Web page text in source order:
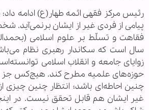
رئیس مرکز فقهی ائمه طهار(ع) ادامه
پیامی از فردی غیر از ایشان برنمی‌آید.
فقاهت و تسلّط بر علوم اسلامی
سال است که سکاندار رهبری نظام
زوایای جامعه و انقلاب اسلامی
حوزه‌های علمیه مطرح کند. هیچ‌کس جز
چنین احاطه‌ای باشد؛ انتظار چنین چیزی
غیر ایشان هم قابل تحقق نیست. در اینجا